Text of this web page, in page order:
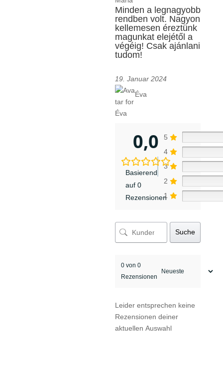
Minden a legnagyobb
rendben volt. Nagyon
kellemesen éreztünk
magunkat elejétől a
végéig! Csak ajánlani
tudom!
19. Januar 2024
Éva
0,0
Basierend
auf 0
Rezensionen
5
4
3
2
1
Suche
0 von 0
Rezensionen
Leider entsprechen keine
Rezensionen deiner
aktuellen Auswahl